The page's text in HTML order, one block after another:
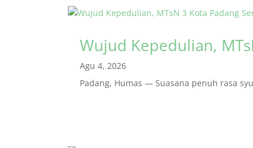
Wujud Kepedulian,
Agu 4, 2026
Padang, Humas — Suasana penuh rasa